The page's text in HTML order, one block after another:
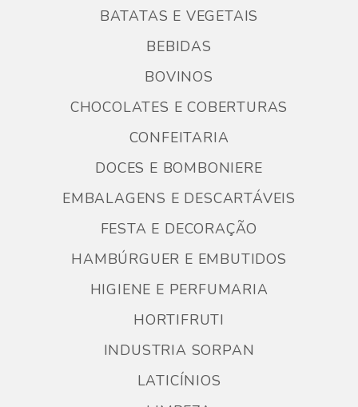
BATATAS E VEGETAIS
BEBIDAS
BOVINOS
CHOCOLATES E COBERTURAS
CONFEITARIA
DOCES E BOMBONIERE
EMBALAGENS E DESCARTÁVEIS
FESTA E DECORAÇÃO
HAMBÚRGUER E EMBUTIDOS
HIGIENE E PERFUMARIA
HORTIFRUTI
INDUSTRIA SORPAN
LATICÍNIOS